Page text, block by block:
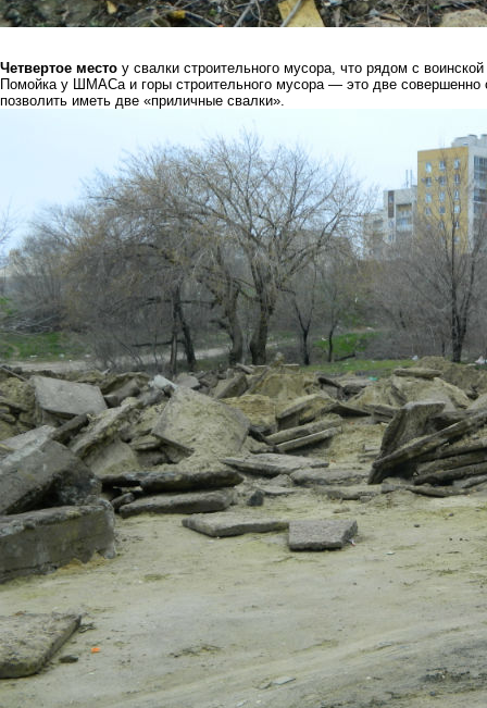
Четвертое место у свалки строительного мусора, что рядом с
Помойка у ШМАСа и горы строительного мусора — это две совершенно
позволить иметь две «приличные свалки».